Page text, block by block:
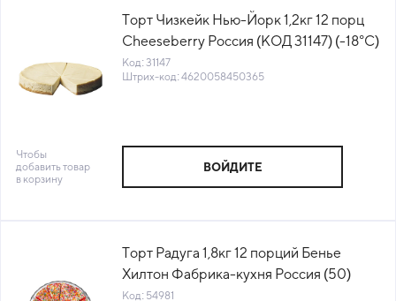
Торт Чизкейк Нью-Йорк 1,2кг 12 порц
Cheeseberry Россия (КОД 31147) (-18°С)
Код: 31147
Штрих-код: 4620058450365
Чтобы
добавить товар
в корзину
ВОЙДИТЕ
Торт Радуга 1,8кг 12 порций Бенье
Хилтон Фабрика-кухня Россия (50)
(КОД 54981) (-18°С)
Код: 54981